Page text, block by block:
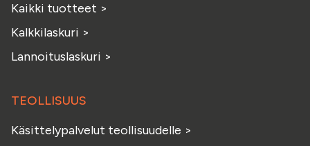
Kaikki tuotteet >
Kalkkilaskuri >
Lannoituslaskuri >
TEOLLISUUS
Käsittelypalvelut teollisuudelle >